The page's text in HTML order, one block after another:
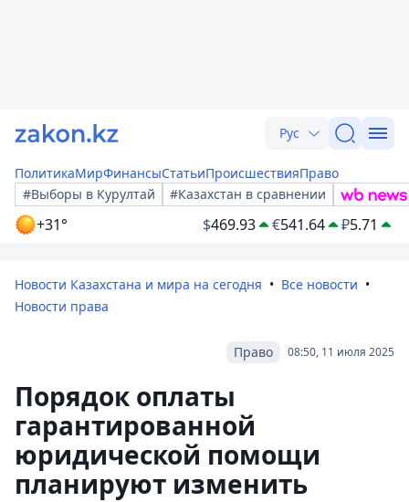
Рус
ПолитикаМирФинансыСтатьиПроисшествияПраво
#Выборы в Курултай
#Казахстан в сравнении
+31° $469.93 €541.64 ₽5.71
Новости Казахстана и мира на сегодня
Все новости
Новости права
08:50, 11 июля 2025
Право
Порядок оплаты
гарантированной
юридической помощи
планируют изменить